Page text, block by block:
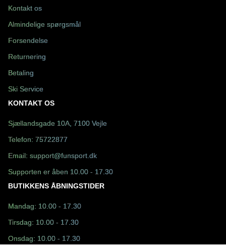
Kontakt os
Almindelige spørgsmål
Forsendelse
Returnering
Betaling
Ski Service
KONTAKT OS
Sjællandsgade 10A, 7100 Vejle
Telefon: 75722877
Email: support@funsport.dk
Supporten er åben 10.00 - 17.30
BUTIKKENS ÅBNINGSTIDER
Mandag: 10.00 - 17.30
Tirsdag: 10.00 - 17.30
Onsdag: 10.00 - 17.30